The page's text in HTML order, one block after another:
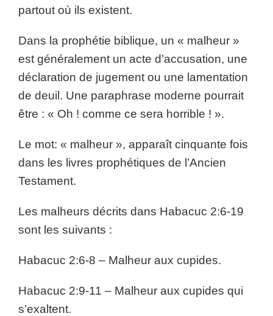
partout où ils existent.
Dans la prophétie biblique, un « malheur »
est généralement un acte d’accusation, une
déclaration de jugement ou une lamentation
de deuil. Une paraphrase moderne pourrait
être : « Oh ! comme ce sera horrible ! ».
Le mot: « malheur », apparaît cinquante fois
dans les livres prophétiques de l’Ancien
Testament.
Les malheurs décrits dans Habacuc 2:6-19
sont les suivants :
Habacuc 2:6-8 – Malheur aux cupides.
Habacuc 2:9-11 – Malheur aux cupides qui
s’exaltent.